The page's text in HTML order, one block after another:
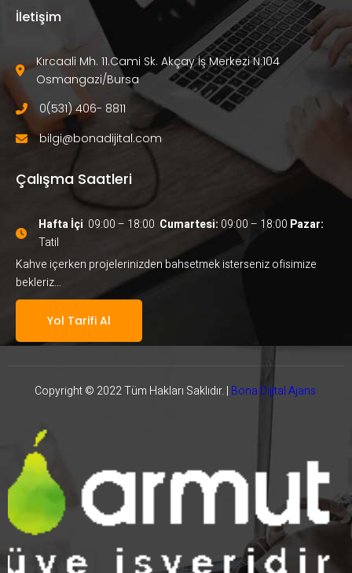
İletişim
Kırcaali Mh. 11.Cami Sk. Akçay İş Merkezi N:104
Osmangazi/Bursa
0(531) 406- 8811
bilgi@bonadijital.com
Çalışma Saatleri
Hafta İçi
  09:00 – 18:00
Cumartesi: 09:00 – 18:00 Pazar:
Tatil
Kahve içerken projelerinizden bahsetmek isterseniz ofisimize
bekleriz…
Yol Tarifi Al
Copyright © 2022 Tüm Hakları Saklıdır. | Bona Dijital Ajans